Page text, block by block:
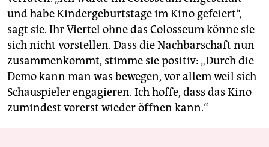
und habe Kindergeburtstage im Kino gefeiert“,
sagt sie. Ihr Viertel ohne das Colosseum könne sie
sich nicht vorstellen. Dass die Nachbarschaft nun
zusammenkommt, stimme sie positiv: „Durch die
Demo kann man was bewegen, vor allem weil sich
Schauspieler engagieren. Ich hoffe, dass das Kino
zumindest vorerst wieder öffnen kann.“